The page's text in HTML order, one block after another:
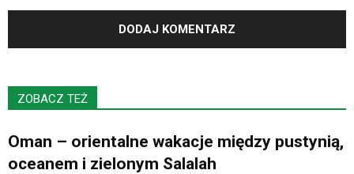
ZOBACZ TEŻ
Oman – orientalne wakacje między pustynią,
oceanem i zielonym Salalah